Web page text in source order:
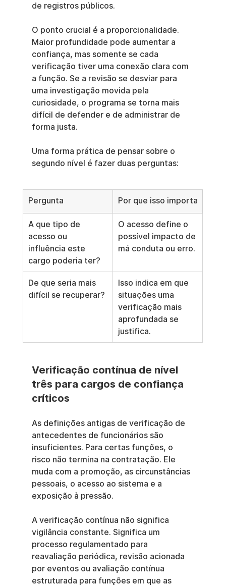
de registros públicos.
O ponto crucial é a proporcionalidade.
Maior profundidade pode aumentar a
confiança, mas somente se cada
verificação tiver uma conexão clara com
a função. Se a revisão se desviar para
uma investigação movida pela
curiosidade, o programa se torna mais
difícil de defender e de administrar de
forma justa.
Uma forma prática de pensar sobre o
segundo nível é fazer duas perguntas:
Pergunta Por que isso importa
A que tipo de
acesso ou
influência este
cargo poderia ter?
O acesso define o
possível impacto de
má conduta ou erro.
De que seria mais
difícil se recuperar?
Isso indica em que
situações uma
verificação mais
aprofundada se
justifica.
Verificação contínua de nível
três para cargos de confiança
críticos
As definições antigas de verificação de
antecedentes de funcionários são
insuficientes. Para certas funções, o
risco não termina na contratação. Ele
muda com a promoção, as circunstâncias
pessoais, o acesso ao sistema e a
exposição à pressão.
A verificação contínua não significa
vigilância constante. Significa um
processo regulamentado para
reavaliação periódica, revisão acionada
por eventos ou avaliação contínua
estruturada para funções em que as